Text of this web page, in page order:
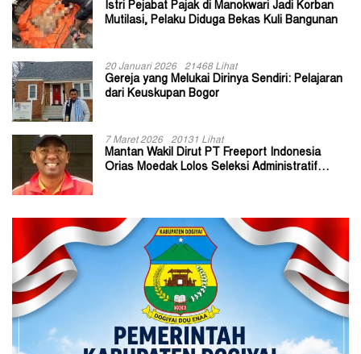
Istri Pejabat Pajak di Manokwari Jadi Korban
Mutilasi, Pelaku Diduga Bekas Kuli Bangunan
20 Januari 2026 21468 Lihat
Gereja yang Melukai Dirinya Sendiri: Pelajaran
dari Keuskupan Bogor
7 Maret 2026 20131 Lihat
Mantan Wakil Dirut PT Freeport Indonesia
Orias Moedak Lolos Seleksi Administratif